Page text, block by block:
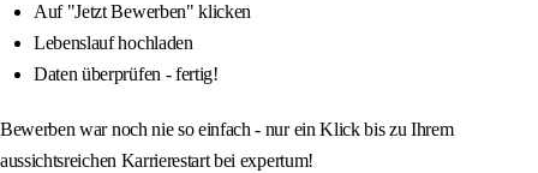
Auf "Jetzt Bewerben" klicken
Lebenslauf hochladen
Daten überprüfen - fertig!
Bewerben war noch nie so einfach - nur ein Klick bis zu Ihrem
aussichtsreichen Karrierestart bei expertum!